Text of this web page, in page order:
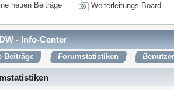
neuen Beiträge Weiterleitungs-Board
- Info-Center
Beiträge Forumstatistiken